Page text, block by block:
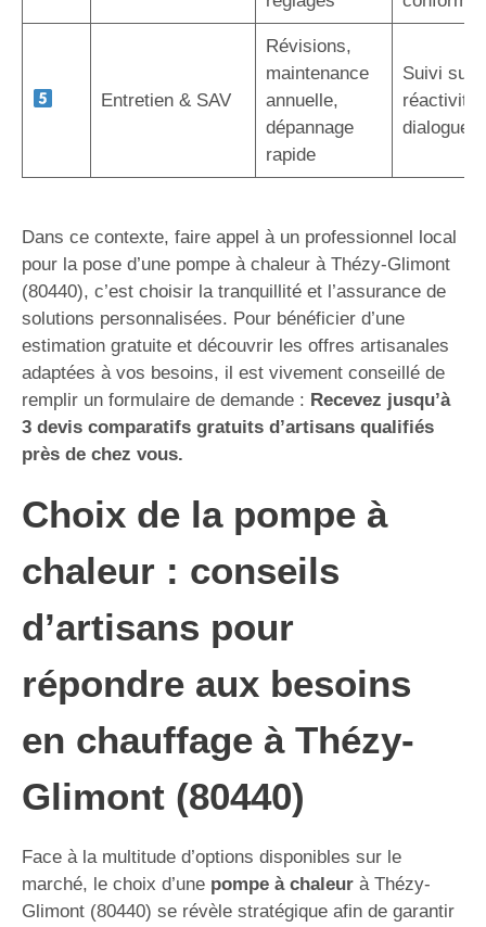
Entretien & SAV
Révisions,
maintenance
annuelle,
dépannage
rapide
Suivi sur
réactivité,
dialogue
Dans ce contexte, faire appel à un professionnel local
pour la pose d’une pompe à chaleur à Thézy-Glimont
(80440), c’est choisir la tranquillité et l’assurance de
solutions personnalisées. Pour bénéficier d’une
estimation gratuite et découvrir les offres artisanales
adaptées à vos besoins, il est vivement conseillé de
remplir un formulaire de demande : Recevez jusqu’à
3 devis comparatifs gratuits d’artisans qualifiés
près de chez vous.
Choix de la pompe à
chaleur : conseils
d’artisans pour
répondre aux besoins
en chauffage à Thézy-
Glimont (80440)
Face à la multitude d’options disponibles sur le
marché, le choix d’une pompe à chaleur à Thézy-
Glimont (80440) se révèle stratégique afin de garantir